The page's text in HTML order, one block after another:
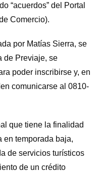
“acuerdos” del Portal
Comercio).
por Matías Sierra, se
de Previaje, se
poder inscribirse y, en
comunicarse al 0810-
que tiene la finalidad
en temporada baja,
de servicios turísticos
de un crédito